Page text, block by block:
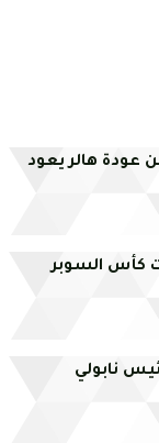
عودة هالر يعود
كأس السوبر
نابولي